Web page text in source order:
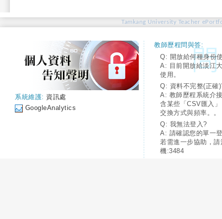
Tamkang University Teacher
系統維護: 資訊處
GoogleAnalytics
教師歷程問與答:
Q: 開放給何種身份
A: 目前開放給淡江
使用。
Q: 資料不完整(正確
A: 教師歷程系統介
含某些「CSV匯入
交換方式與頻率。。
Q: 我無法登入?
A: 請確認您的單一
若需進一步協助，
機:3484